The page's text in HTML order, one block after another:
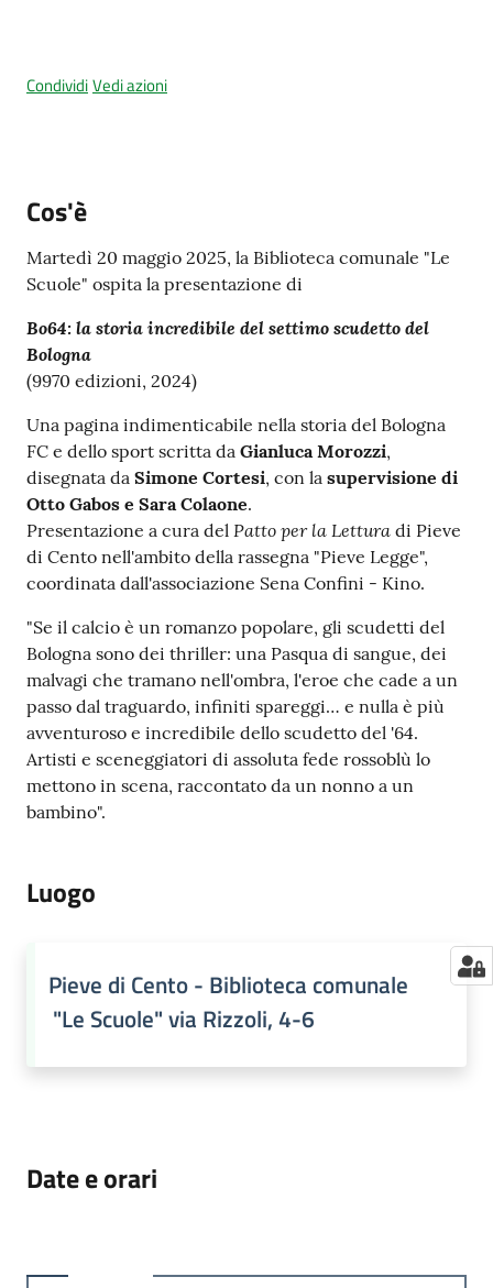
CondividiVedi azioni
Cos'è
Martedì 20 maggio 2025, la Biblioteca comunale "Le
Scuole" ospita la presentazione di
Bo64: la storia incredibile del settimo scudetto del
Bologna
(9970 edizioni, 2024)
Una pagina indimenticabile nella storia del Bologna
FC e dello sport scritta da Gianluca Morozzi,
disegnata da Simone Cortesi, con la supervisione di
Otto Gabos e Sara Colaone.
Presentazione a cura del Patto per la Lettura di Pieve
di Cento nell'ambito della rassegna "Pieve Legge",
coordinata dall'associazione Sena Confini - Kino.
"Se il calcio è un romanzo popolare, gli scudetti del
Bologna sono dei thriller: una Pasqua di sangue, dei
malvagi che tramano nell'ombra, l'eroe che cade a un
passo dal traguardo, infiniti spareggi… e nulla è più
avventuroso e incredibile dello scudetto del '64.
Artisti e sceneggiatori di assoluta fede rossoblù lo
mettono in scena, raccontato da un nonno a un
bambino".
Luogo
Pieve di Cento - Biblioteca comunale
"Le Scuole" via Rizzoli, 4-6
Date e orari